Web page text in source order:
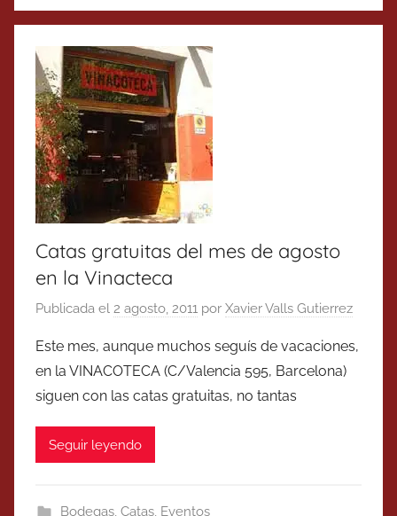
Catas gratuitas del mes de agosto
en la Vinacteca
Publicada el 2 agosto, 2011 por Xavier Valls Gutierrez
Este mes, aunque muchos seguís de vacaciones,
en la VINACOTECA (C/Valencia 595, Barcelona)
siguen con las catas gratuitas, no tantas
Seguir leyendo
Bodegas, Catas, Eventos